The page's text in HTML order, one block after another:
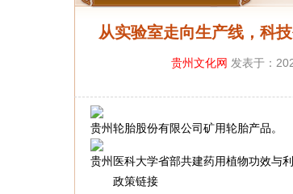
从实验室走向生产线，科
贵州文化网 发表于：
贵州轮胎股份有限公司矿用轮胎产品。
贵州医科大学省部共建药用植物功效与
政策链接